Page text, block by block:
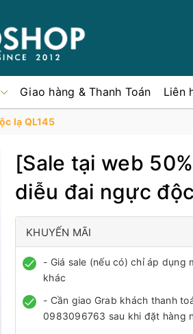
Giao hàng & Thanh Toán Liên
lạ QL145
[Sale tại web
diễu đai ngực
KHUYẾN MÃI
- Giá sale (nếu có) chỉ áp dụng
khác
- Cần giao Grab khách thanh
0983096763 sau khi đặt hàng